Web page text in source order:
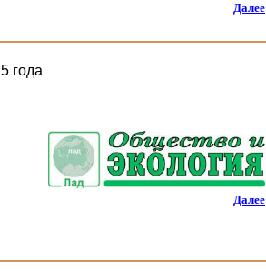
Далее
года
Далее